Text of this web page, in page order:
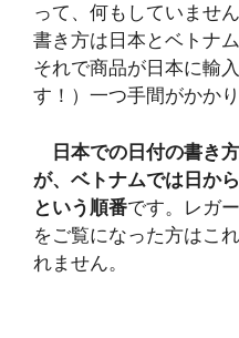
って、何もしていませ
書き方は日本とベトナ
それで商品が日本に輸
す！）一つ手間がかかり
日本での日付の書き
が、ベトナムでは日か
という順番です。レガ
をご覧になった方はこ
れません。